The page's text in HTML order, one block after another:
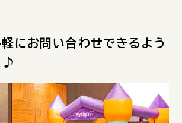
にお問い合わせできるよう
♪